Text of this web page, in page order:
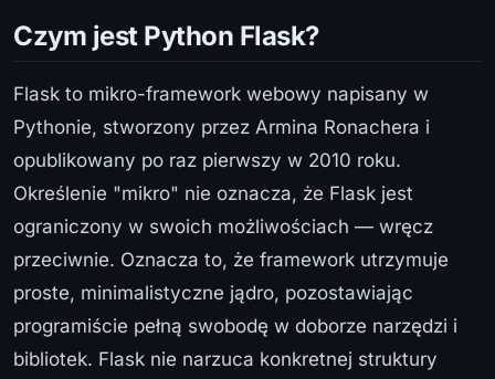
Czym jest Python Flask?
Flask to mikro-framework webowy napisany w
Pythonie, stworzony przez Armina Ronachera i
opublikowany po raz pierwszy w 2010 roku.
Określenie "mikro" nie oznacza, że Flask jest
ograniczony w swoich możliwościach — wręcz
przeciwnie. Oznacza to, że framework utrzymuje
proste, minimalistyczne jądro, pozostawiając
programiście pełną swobodę w doborze narzędzi i
bibliotek. Flask nie narzuca konkretnej struktury